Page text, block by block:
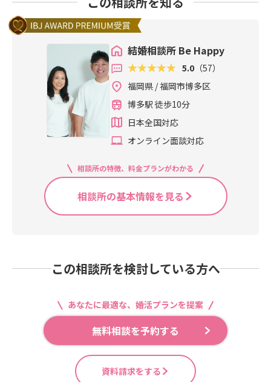
結婚相談所 Be Happy
5.0 （57）
福岡県 / 福岡市博多区
博多駅 徒歩10分
日本全国対応
オンライン面談対応
相談所の特徴、料金プランがわかる
相談所の基本情報を見る
この相談所を検討している方へ
あなたに最適な、婚活プランを提案
無料相談を予約する
資料請求をする